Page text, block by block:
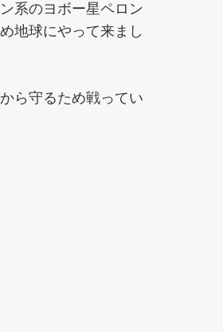
系のヨボー星ペロン
地球にやって来まし
ら守るため戦ってい